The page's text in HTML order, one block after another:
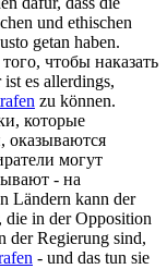
und ethischen
getan haben.
чтобы наказать
es allerdings,
zu können.
которые
оказываются
могут
- на
Ländern kann der
die in der Opposition
der Regierung sind,
- und das tun sie